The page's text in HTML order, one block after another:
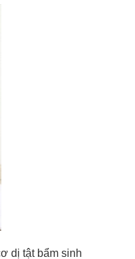
dị tật bẩm sinh